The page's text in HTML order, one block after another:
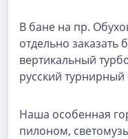
В бане на пр.
отдельно заказать
вертикальный
русский турнирный
Наша особенная
пилоном,